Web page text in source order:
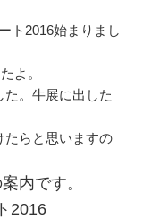
ト2016始まりまし
よ。
。牛展に出した
たらと思いますの
内です。
2016